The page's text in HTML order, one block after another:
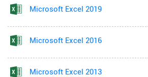
Microsoft Excel 2019
Microsoft Excel 2016
Microsoft Excel 2013